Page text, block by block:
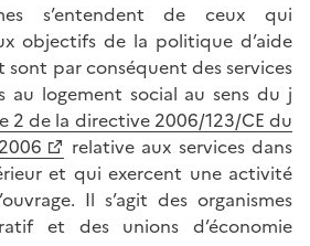
s’entendent de ceux qui
objectifs de la politique d’aide
sont par conséquent des services
au logement social au sens du j
2 de la directive 2006/123/CE du
relative aux services dans
et qui exercent une activité
Il s’agit des organismes
et des unions d’économie